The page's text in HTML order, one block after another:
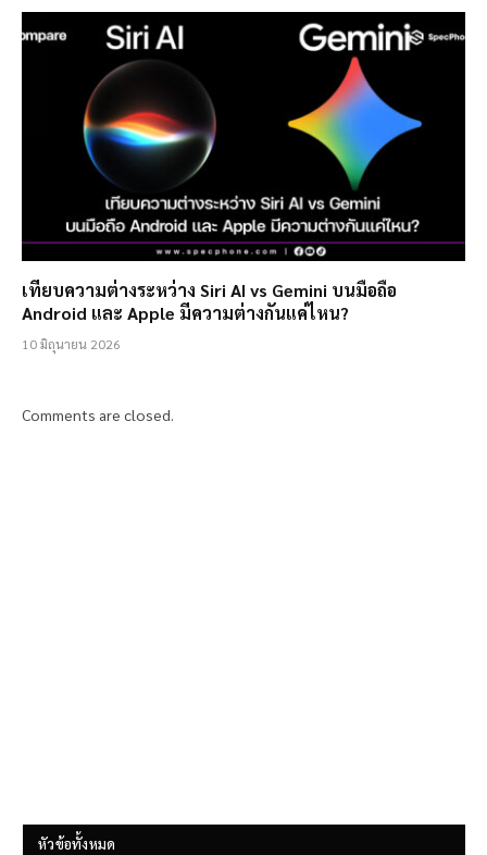
เทียบความต่างระหว่าง Siri AI vs Gemini บนมือถือ
Android และ Apple มีความต่างกันแค่ไหน?
10 มิถุนายน 2026
Comments are closed.
หัวข้อทั้งหมด